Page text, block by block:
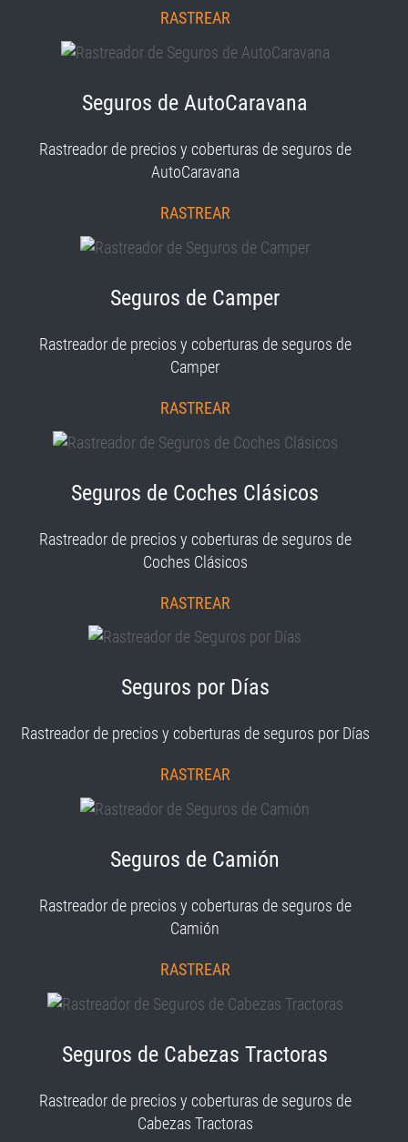
RASTREAR
Seguros de AutoCaravana
Rastreador de precios y coberturas de seguros de
AutoCaravana
RASTREAR
Seguros de Camper
Rastreador de precios y coberturas de seguros de
Camper
RASTREAR
Seguros de Coches Clásicos
Rastreador de precios y coberturas de seguros de
Coches Clásicos
RASTREAR
Seguros por Días
Rastreador de precios y coberturas de seguros por Días
RASTREAR
Seguros de Camión
Rastreador de precios y coberturas de seguros de
Camión
RASTREAR
Seguros de Cabezas Tractoras
Rastreador de precios y coberturas de seguros de
Cabezas Tractoras